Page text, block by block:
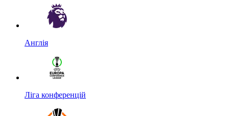
Англія
Ліга конференцій